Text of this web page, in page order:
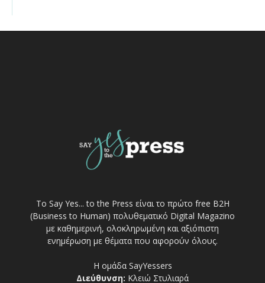
Το Say Yes... to the Press είναι το πρώτο free Β2Η
(Business to Human) πολυθεματικό Digital Magazino
με καθημερινή, ολοκληρωμένη και αξιόπιστη
ενημέρωση με θέματα που αφορούν όλους.
Η ομάδα SayYessers
Διεύθυνση: Κλειώ Στυλιαρά